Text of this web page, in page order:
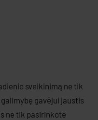
sveikinimą ne tik
gavėjui jaustis
ne tik pasirinkote